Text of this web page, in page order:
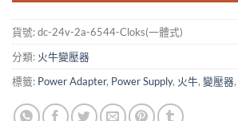
貨號:dc-24v-2a-6544-Cloks(一體式)
分類: 火牛變壓器
標籤: Power Adapter, Power Supply, 火牛, 變壓器,